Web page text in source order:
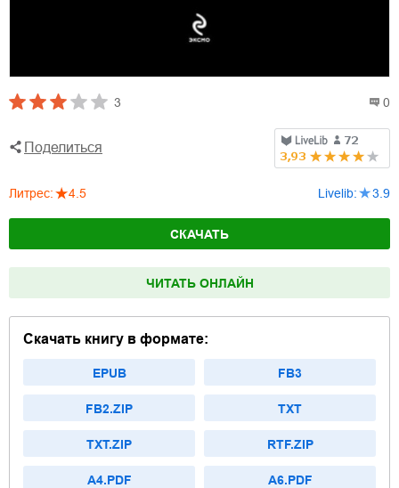
3 0
Поделиться
Литрес: 4.5 Livelib: 3.9
СКАЧАТЬ
ЧИТАТЬ ОНЛАЙН
Скачать книгу в формате:
EPUB FB3
FB2.ZIP TXT
TXT.ZIP RTF.ZIP
A4.PDF A6.PDF